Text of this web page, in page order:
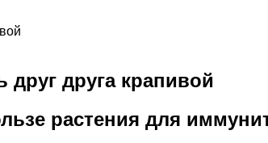
друг друга крапивой
растения для